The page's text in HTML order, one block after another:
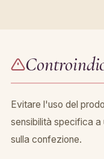
Evitare l'uso del
sensibilità specifica a
sulla confezione.